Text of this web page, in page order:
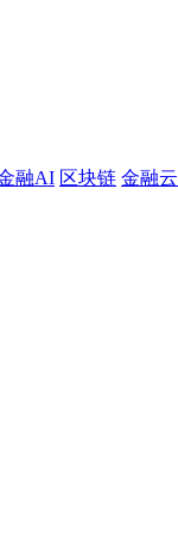
融AI 区块链 金融云